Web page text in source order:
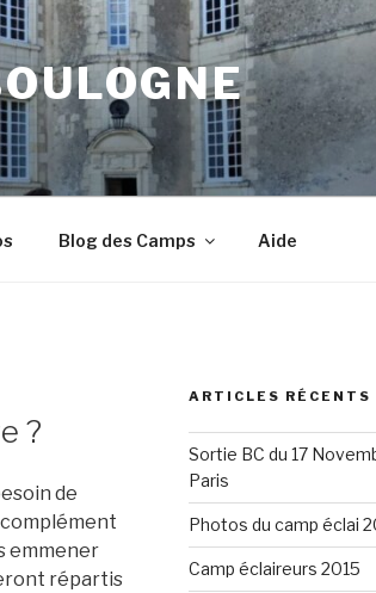
Blog des Camps Aide
?
de
emmener
répartis
ARTICLES RÉCENTS
Sortie BC du 17
Paris
Photos du camp éclai
Camp éclaireurs 2015